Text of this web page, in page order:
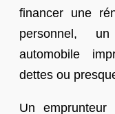
financer une
personnel,
automobile
dettes ou
Un emprunteur